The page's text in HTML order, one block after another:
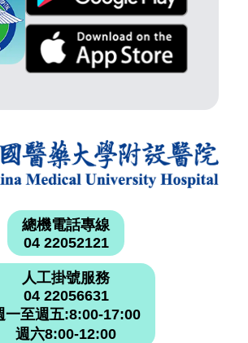
總機電話專線
04 22052121
人工掛號服務
04 22056631
一至週五:8:00-17:00
週六8:00-12:00